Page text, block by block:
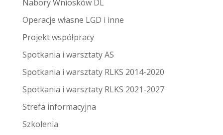
Nabory Wniosków DL
Operacje własne LGD i inne
Projekt współpracy
Spotkania i warsztaty AS
Spotkania i warsztaty RLKS 2014-2020
Spotkania i warsztaty RLKS 2021-2027
Strefa informacyjna
Szkolenia